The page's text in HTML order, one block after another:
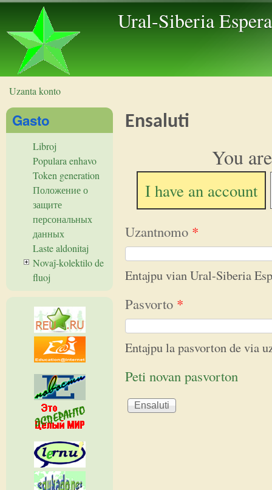
Ural-Siberia
Vi estas ĉi tie
Uzanta konto
Ensaluti
You
I have an account
Uzantnomo *
Entajpu vian Ural-Siberia
Pasvorto *
Entajpu la pasvorton de via
Peti novan pasvorton
Gasto
Libroj
Populara enhavo
Token generation
Положение о
защите
персональных
данных
Laste aldonitaj
Novaĵ-kolektilo de
fluoj